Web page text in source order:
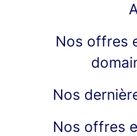
Nos offres
Nos
Nos offres